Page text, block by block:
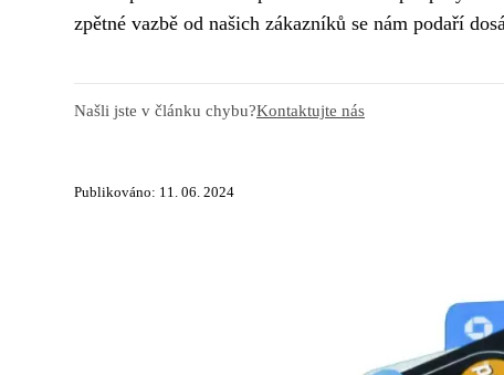
zpětné vazbě od našich zákazníků se nám podaří
Našli jste v článku chybu?Kontaktujte nás
Publikováno: 11. 06. 2024